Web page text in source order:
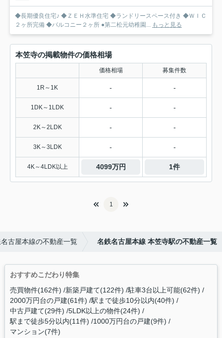
◆長期優良住宅♪ ◆ＺＥＨ水準住宅 ◆ランドリースペース付き ◆ＷＩＣ
２ヶ所完備 ◆バルコニー２ヶ所 ●第二松元幼稚園... もっと見る
本笠寺の掲載物件の価格相場
価格相場 募集件数
1R～1K - -
1DK～1LDK - -
2K～2LDK - -
3K～3LDK - -
4K～4LDK以上 4099万円 1件
1
古屋本線の不動産一覧 名鉄名古屋本線 本笠寺駅の不動産一覧
おすすめこだわり特集
売買物件(162件) 新築戸建て(122件) 駐車3台以上可能(62件)
2000万円台の戸建(61件) 駅まで徒歩10分以内(40件)
中古戸建て(29件) 5LDK以上の物件(24件)
駅まで徒歩5分以内(11件) 1000万円台の戸建(9件)
マンション(7件)